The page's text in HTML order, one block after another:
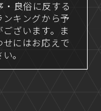
良俗に反する
キングから予
ざいます。ま
にはお応えで
。